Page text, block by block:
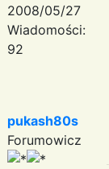
2008/05/27
Wiadomości:
92
pukash80s
Forumowicz